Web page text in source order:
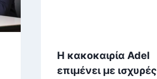
Η κακοκαιρία Adel
επιμένει με ισχυρές